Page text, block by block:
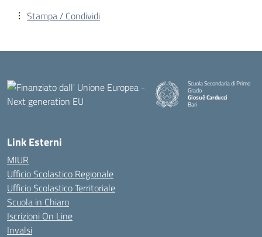
Stampa / Condividi
Scuola Secondaria di Primo
Grado
Giosuè Carducci
Bari
Link Esterni
MIUR
Ufficio Scolastico Regionale
Ufficio Scolastico Territoriale
Scuola in Chiaro
Iscrizioni On Line
Invalsi